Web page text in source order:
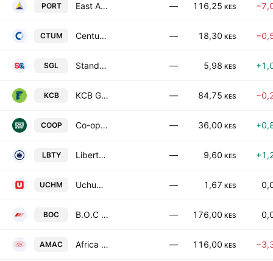
PORT East African Portland Cement Co. Ltd. — 116,25 KES
CTUM Centum Investment Company PLC — 18,30 KES
SGL Standard Group PLC — 5,98 KES
KCB KCB Group PLC — 84,75 KES
COOP Co-operative Bank of Kenya Ltd. — 36,00 KES
LBTY Liberty Kenya Holdings Ltd. — 9,60 KES
UCHM Uchumi Supermarkets PLC — 1,67 KES
BOC B.O.C Kenya Ltd — 176,00 KES
AMAC Africa Mega Agricorp PLC — 116,00 KES